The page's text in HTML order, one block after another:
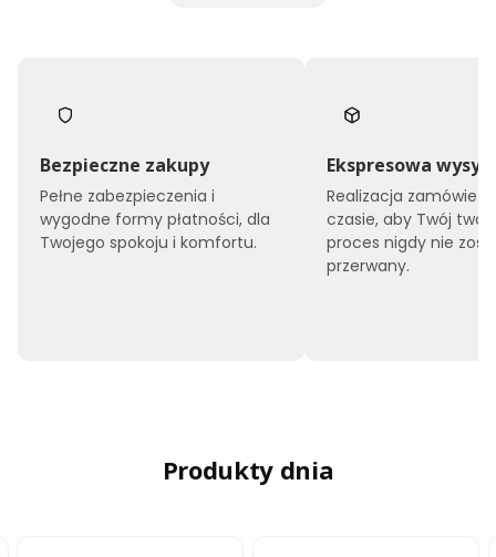
Bezpieczne zakupy
Pełne zabezpieczenia i
wygodne formy płatności, dla
Twojego spokoju i komfortu.
Ekspresowa
Realizacja zamówień
czasie, aby Twój
proces nigdy nie
przerwany.
Produkty dnia